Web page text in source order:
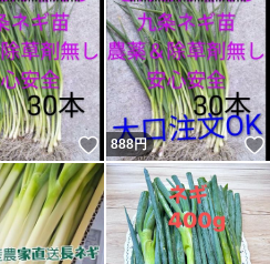
3~4分程度で出来
火傷しない
。)
人の方、山盛りネギラーメン
なたでも気軽にご利用くださ
いいね！
888円